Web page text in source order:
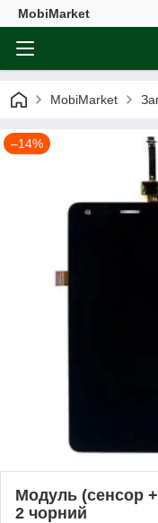
MobiMarket
MobiMarket
–14%
Модуль (сенсор
2 чорний